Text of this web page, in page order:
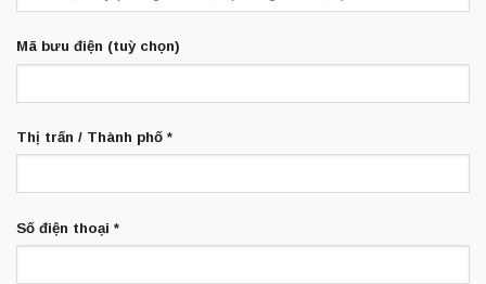
Mã bưu điện (tuỳ chọn)
Thị trấn / Thành phố *
Số điện thoại *